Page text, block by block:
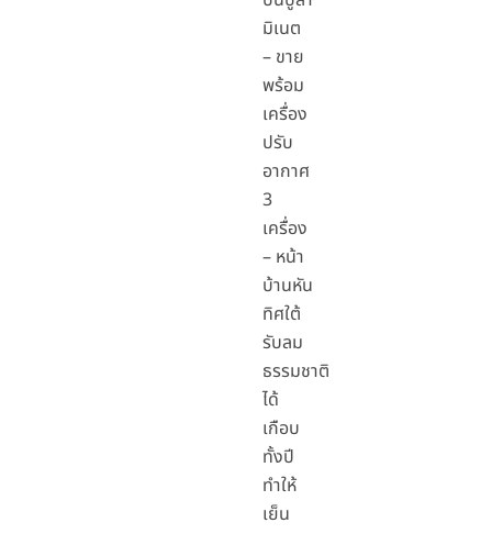
มิเนต
– ขาย
พร้อม
เครื่อง
ปรับ
อากาศ
3
เครื่อง
– หน้า
บ้านหัน
ทิศใต้
รับลม
ธรรมชาติ
ได้
เกือบ
ทั้งปี
ทำให้
เย็น